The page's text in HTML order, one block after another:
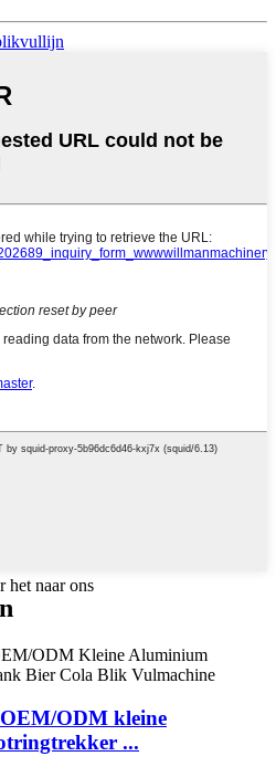
het naar ons
ODM kleine
...